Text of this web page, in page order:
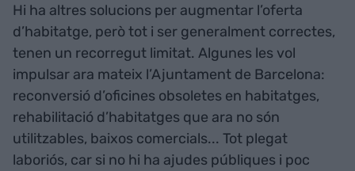
Hi ha altres solucions per augmentar l’oferta
d’habitatge, però tot i ser generalment correctes,
tenen un recorregut limitat. Algunes les vol
impulsar ara mateix l’Ajuntament de Barcelona:
reconversió d’oficines obsoletes en habitatges,
rehabilitació d’habitatges que ara no són
utilitzables, baixos comercials... Tot plegat
laboriós, car si no hi ha ajudes públiques i poc